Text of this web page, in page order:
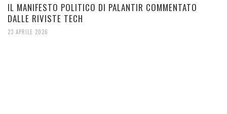
IL MANIFESTO POLITICO DI PALANTIR COMMENTATO
DALLE RIVISTE TECH
23 APRILE 2026